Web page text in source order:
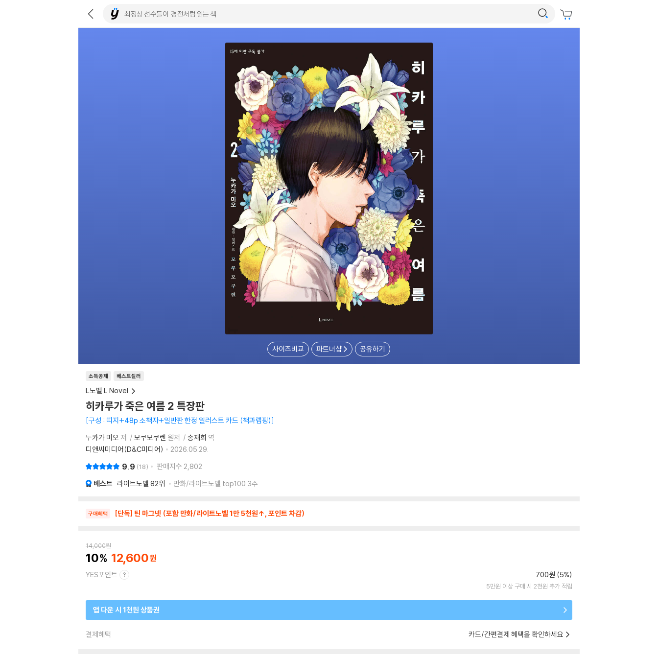
사이즈비교 파트너샵 공유하기
소득공제 베스트셀러
L노벨 L Novel
히카루가 죽은 여름 2 특장판
구성 : 띠지+48p 소책자+일반판 한정 일러스트 카드 (책과랩핑)
누카가 미오 저 모쿠모쿠렌 원저 송재희 역
디앤씨미디어(D&C미디어)
2026.05.29.
9.9 18 판매지수 2,802
베스트 라이트노벨 82위 만화/라이트노벨 top100 3주
구매혜택 [단독] 틴 마그넷 (포함 만화/라이트노벨 1만 5천원↑, 포인트 차감)
14,000원
10 12,600
YES포인트 700원 (5%)
5만원 이상 구매 시 2천원 추가 적립
앱 다운 시 1천원 상품권
결제혜택 카드/간편결제 혜택을 확인하세요